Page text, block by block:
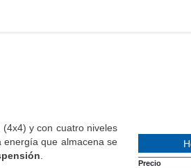
y con cuatro niveles
que almacena se
Precio